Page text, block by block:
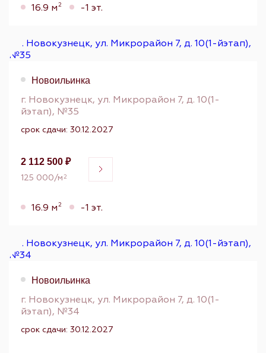
16.9 м2 -1 эт.
Новоильинка
г. Новокузнецк, ул. Микрорайон 7, д. 10(1-
йэтап), №35
срок сдачи: 30.12.2027
2 112 500 ₽
125 000/м2
16.9 м2 -1 эт.
Новоильинка
г. Новокузнецк, ул. Микрорайон 7, д. 10(1-
йэтап), №34
срок сдачи: 30.12.2027